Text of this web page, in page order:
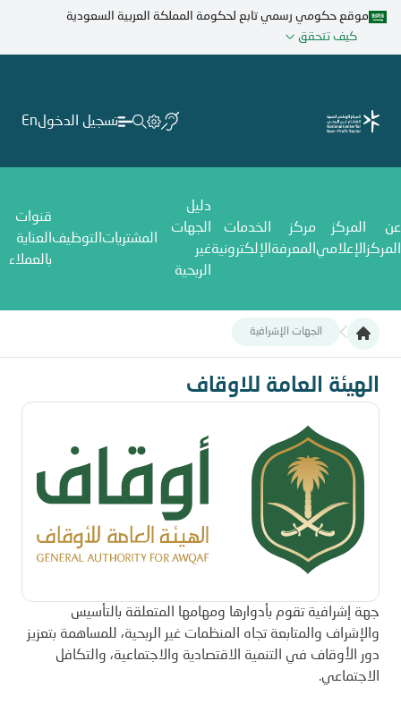
تجاوز
المحتوى
موقع حكومي رسمي تابع لحكومة المملكة العربية السعودية
كيف تتحقق
تسجيل الدخولEn
عن
المركز
المركز
الإعلامي
مركز
المعرفة
الخدمات
الإلكترونية
دليل
الجهات
غير
الربحية
المشتريات التوظيف
قنوات
العناية
بالعملاء
الجهات الإشرافية
الهيئة العامة للاوقاف
الهيئة العامة للاوقاف
جهة إشرافية تقوم بأدوارها ومهامها المتعلقة بالتأسيس
والإشراف والمتابعة تجاه المنظمات غير الربحية، للمساهمة بتعزيز
دور الأوقاف في التنمية الاقتصادية والاجتماعية، والتكافل
الاجتماعي.